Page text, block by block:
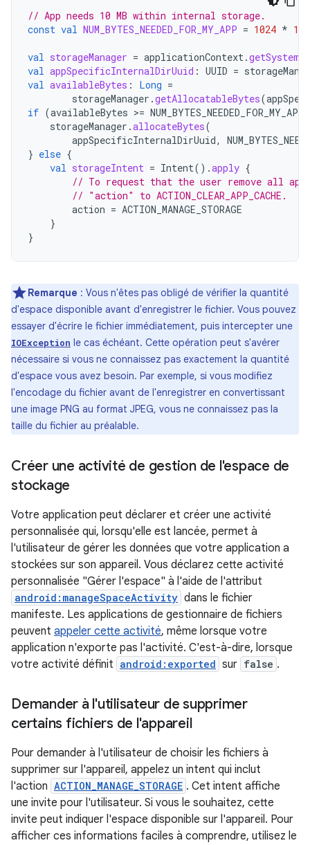
// App needs 10 MB within internal storage.
const val NUM_BYTES_NEEDED_FOR_MY_APP = 1024 *
val storageManager = applicationContext.
val appSpecificInternalDirUuid : UUID =
val availableBytes : Long =
storageManager .getAllocatableBytes(
if (availableBytes >= NUM_BYTES_NEEDED_FOR_MY_APP
storageManager .allocateBytes(
appSpecificInternalDirUuid,
} else {
val storageIntent = Intent().apply {
// To request that the user remove all
// "action" to ACTION_CLEAR_APP_CACHE.
action = ACTION_MANAGE_STORAGE
}
}
Remarque : Vous n'êtes pas obligé de vérifier la quantité
d'espace disponible avant d'enregistrer le fichier. Vous pouvez
essayer d'écrire le fichier immédiatement, puis intercepter une
IOException le cas échéant. Cette opération peut s'avérer
nécessaire si vous ne connaissez pas exactement la quantité
d'espace vous avez besoin. Par exemple, si vous modifiez
l'encodage du fichier avant de l'enregistrer en convertissant
une image PNG au format JPEG, vous ne connaissez pas la
taille du fichier au préalable.
Créer une activité de gestion de l'espace de
stockage
Votre application peut déclarer et créer une activité
personnalisée qui, lorsqu'elle est lancée, permet à
l'utilisateur de gérer les données que votre application a
stockées sur son appareil. Vous déclarez cette activité
personnalisée "Gérer l'espace" à l'aide de l'attribut
android:manageSpaceActivity dans le fichier
manifeste. Les applications de gestionnaire de fichiers
peuvent appeler cette activité, même lorsque votre
application n'exporte pas l'activité. C'est-à-dire, lorsque
votre activité définit android:exported sur false .
Demander à l'utilisateur de supprimer
certains fichiers de l'appareil
Pour demander à l'utilisateur de choisir les fichiers à
supprimer sur l'appareil, appelez un intent qui inclut
l'action ACTION_MANAGE_STORAGE . Cet intent affiche
une invite pour l'utilisateur. Si vous le souhaitez, cette
invite peut indiquer l'espace disponible sur l'appareil. Pour
afficher ces informations faciles à comprendre, utilisez le